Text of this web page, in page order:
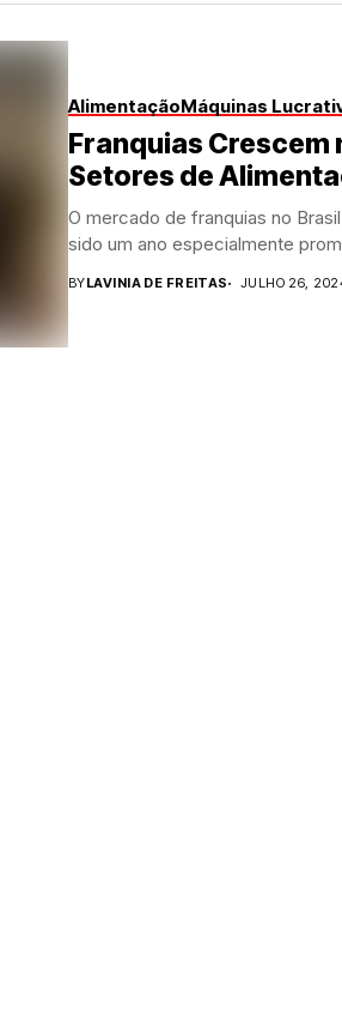
AlimentaçãoMáquinas
Franquias Crescem
Setores de
O mercado de franquias no
sido um ano especialmente
BYLAVINIA DE FREITAS JULHO 26,